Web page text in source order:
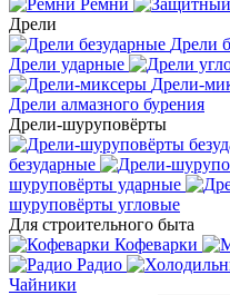
Ремни
Дрели
Дрели
Дрели ударные
Дрели-
Дрели алмазного бурения
Дрели-шуруповёрты
безударные
шуруповёрты ударные
шуруповёрты угловые
Для строительного быта
Кофеварки
Радио
Чайники